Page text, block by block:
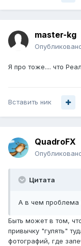
master-kg
Я про тоже.... что
Вставить ник
QuadroFX
Цитата
А в чем проблема
Быть может в том,
привычку "гулять"
фотографий, где